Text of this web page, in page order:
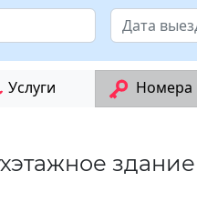
Услуги Номера